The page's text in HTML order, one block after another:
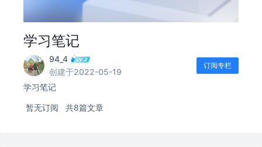
学习笔记
94_4
创建于2022-05-19
订阅专栏
学习笔记
暂无订阅 共8篇文章